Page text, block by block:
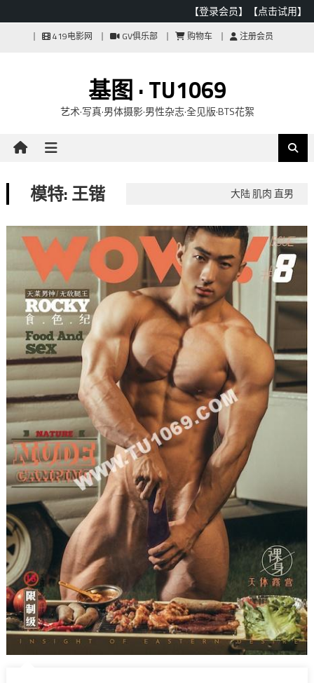
【登录会员】 【点击试用】
419电影网 GV俱乐部 购物车 注册会员
基图 · TU1069
艺术·写真·男体摄影·男性杂志·全见版·BTS花絮
模特: 王锴 大陆 肌肉 直男